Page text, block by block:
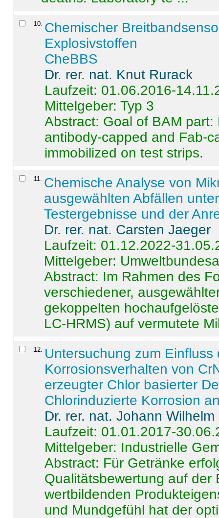
10 Chemischer
Explosivstoffen
CheBBS
Dr. rer. nat. Knut Rurack
Laufzeit: 01.06.2016-
Mittelgeber: Typ 3
Abstract: Goal of BAM
antibody-capped and Fab-
immobilized on test strips.
11
Chemische Analyse von
ausgewählten Abfällen
Testergebnisse und der
Dr. rer. nat. Carsten Jaeger
Laufzeit: 01.12.2022-
Mittelgeber:
Abstract: Im Rahmen des
verschiedener,
gekoppelten
LC-HRMS) auf vermutete
12
Untersuchung zum
Korrosionsverhalten von
erzeugter Chlor basierter
Chlorinduzierte Korrosion
Dr. rer. nat. Johann
Laufzeit: 01.01.2017-
Mittelgeber: Industrielle
Abstract: Für Getränke
Qualitätsbewertung auf der
wertbildenden
und Mundgefühl hat der